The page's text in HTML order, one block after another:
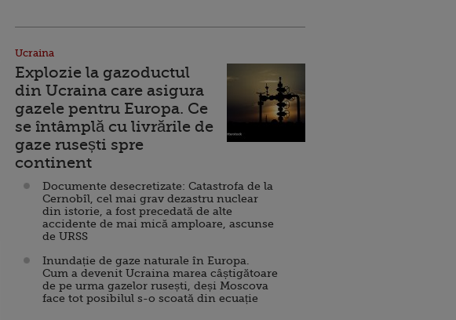
Ucraina
Explozie la gazoductul
din Ucraina care asigura
gazele pentru Europa. Ce
se întâmplă cu livrările de
gaze rusești spre
continent
Documente desecretizate: Catastrofa de la
Cernobîl, cel mai grav dezastru nuclear
din istorie, a fost precedată de alte
accidente de mai mică amploare, ascunse
de URSS
Inundație de gaze naturale în Europa.
Cum a devenit Ucraina marea câștigătoare
de pe urma gazelor rusești, deși Moscova
face tot posibilul s-o scoată din ecuație